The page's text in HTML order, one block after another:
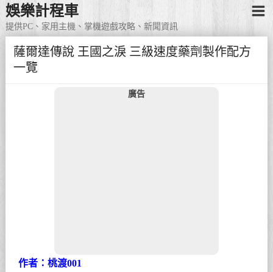
娛樂計程車
提供PC、家用主機、掌機遊戲攻略、新聞資訊
薩爾達傳說 王國之淚 三級速度藥劑製作配方
一覽
廣告
作者：桃渡001